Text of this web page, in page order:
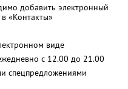
добавить электронный
«Контакты»
виде
с 12.00 до 21.00
спецпредложениями